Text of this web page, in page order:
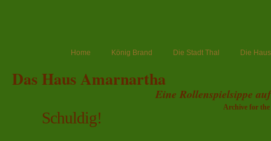
Home König Brand Die Stadt Thal Die
Das Haus Amarnartha
Eine Rollenspielsippe
Archive for the
Schuldig!